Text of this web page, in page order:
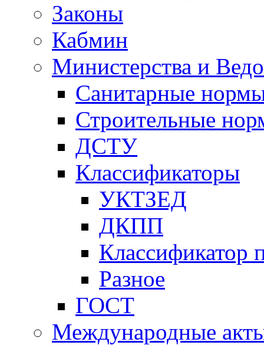
Законы
Кабмин
Министерства и
Санитарные
Строительные
ДСТУ
Классификаторы
УКТЗЕД
ДКПП
Классификатор
Разное
ГОСТ
Международные